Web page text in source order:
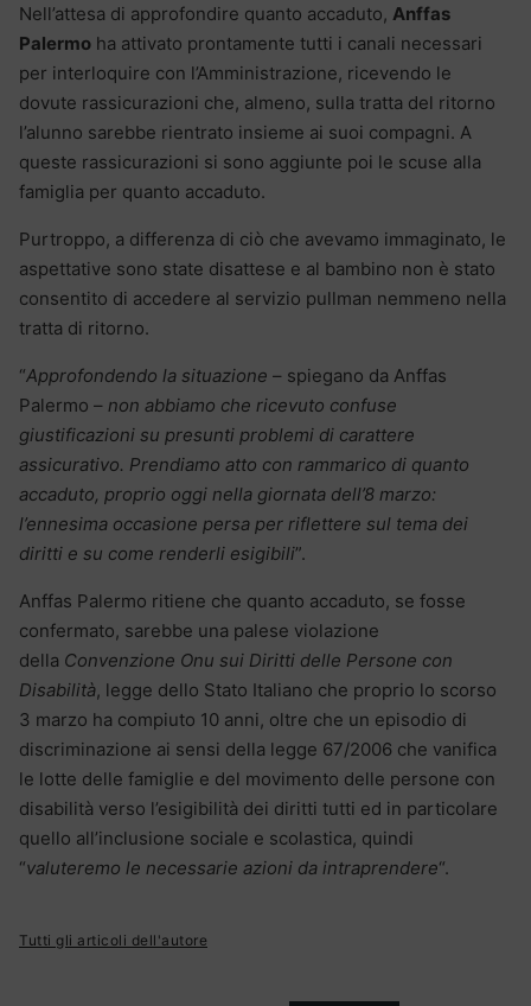
Nell’attesa di approfondire quanto accaduto, Anffas
Palermo ha attivato prontamente tutti i canali necessari
per interloquire con l’Amministrazione, ricevendo le
dovute rassicurazioni che, almeno, sulla tratta del ritorno
l’alunno sarebbe rientrato insieme ai suoi compagni. A
queste rassicurazioni si sono aggiunte poi le scuse alla
famiglia per quanto accaduto.
Purtroppo, a differenza di ciò che avevamo immaginato, le
aspettative sono state disattese e al bambino non è stato
consentito di accedere al servizio pullman nemmeno nella
tratta di ritorno.
“Approfondendo la situazione – spiegano da Anffas
Palermo – non abbiamo che ricevuto confuse
giustificazioni su presunti problemi di carattere
assicurativo. Prendiamo atto con rammarico di quanto
accaduto, proprio oggi nella giornata dell’8 marzo:
l’ennesima occasione persa per riflettere sul tema dei
diritti e su come renderli esigibili”.
Anffas Palermo ritiene che quanto accaduto, se fosse
confermato, sarebbe una palese violazione
della Convenzione Onu sui Diritti delle Persone con
Disabilità, legge dello Stato Italiano che proprio lo scorso
3 marzo ha compiuto 10 anni, oltre che un episodio di
discriminazione ai sensi della legge 67/2006 che vanifica
le lotte delle famiglie e del movimento delle persone con
disabilità verso l’esigibilità dei diritti tutti ed in particolare
quello all’inclusione sociale e scolastica, quindi
“valuteremo le necessarie azioni da intraprendere“.
Tutti gli articoli dell'autore